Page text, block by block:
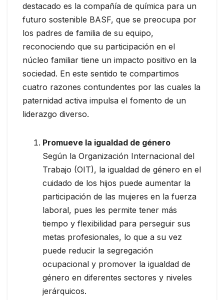
destacado es la compañía de química para un
futuro sostenible BASF, que se preocupa por
los padres de familia de su equipo,
reconociendo que su participación en el
núcleo familiar tiene un impacto positivo en la
sociedad. En este sentido te compartimos
cuatro razones contundentes por las cuales la
paternidad activa impulsa el fomento de un
liderazgo diverso.
Promueve la igualdad de género
Según la Organización Internacional del
Trabajo (OIT), la igualdad de género en el
cuidado de los hijos puede aumentar la
participación de las mujeres en la fuerza
laboral, pues les permite tener más
tiempo y flexibilidad para perseguir sus
metas profesionales, lo que a su vez
puede reducir la segregación
ocupacional y promover la igualdad de
género en diferentes sectores y niveles
jerárquicos.